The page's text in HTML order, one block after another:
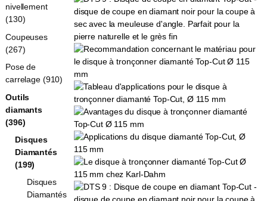
nivellement
(130)
Coupeuses
(267)
Pose de
carrelage (910)
Outils
diamants
(396)
Disques
Diamantés
(199)
Disques
Diamantés